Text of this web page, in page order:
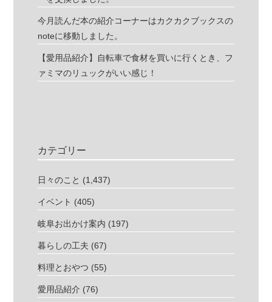
今月読んだ本の紹介コーナーはカクカクブックスの
noteに移動しました。
【愛用品紹介】自転車で食材を買いに行くとき、フ
ァミマのリュックがいい感じ！
カテゴリー
日々のこと (1,437)
イベント (405)
岐阜お出かけ案内 (197)
暮らしの工夫 (67)
料理とおやつ (55)
愛用品紹介 (76)